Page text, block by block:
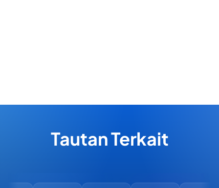
Tautan Terkait